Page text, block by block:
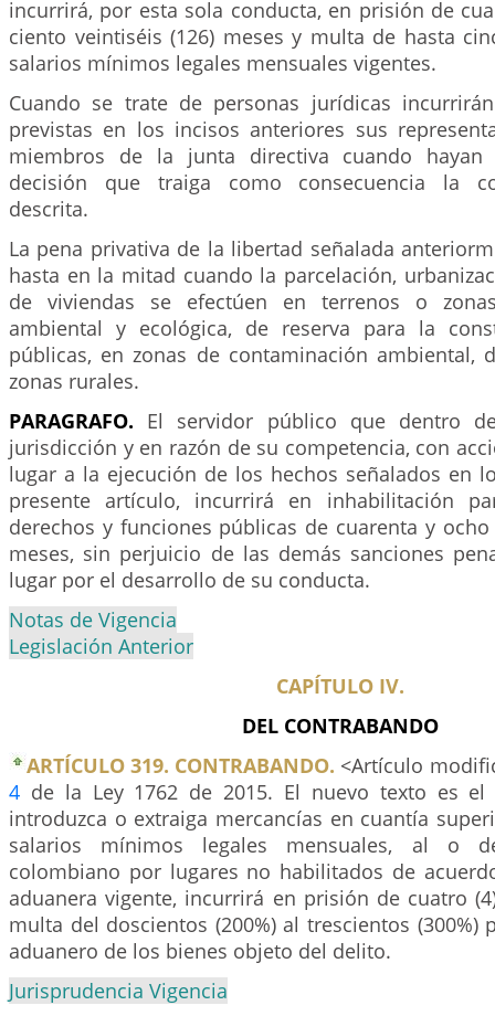
incurrirá, por esta sola conducta, en prisión de
ciento veintiséis (126) meses y multa de hasta
salarios mínimos legales mensuales vigentes.
Cuando se trate de personas jurídicas
previstas en los incisos anteriores sus
miembros de la junta directiva cuando
decisión que traiga como consecuencia la
descrita.
La pena privativa de la libertad señalada
hasta en la mitad cuando la parcelación,
de viviendas se efectúen en terrenos o
ambiental y ecológica, de reserva para la
públicas, en zonas de contaminación ambiental,
zonas rurales.
PARAGRAFO. El servidor público que dentro
jurisdicción y en razón de su competencia, con
lugar a la ejecución de los hechos señalados en
presente artículo, incurrirá en inhabilitación
derechos y funciones públicas de cuarenta y ocho
meses, sin perjuicio de las demás sanciones
lugar por el desarrollo de su conducta.
Notas de Vigencia
Legislación Anterior
CAPÍTULO IV.
DEL CONTRABANDO
ARTÍCULO 319. CONTRABANDO. <Artículo
4 de la Ley 1762 de 2015. El nuevo texto es el
introduzca o extraiga mercancías en cuantía
salarios mínimos legales mensuales, al o
colombiano por lugares no habilitados de
aduanera vigente, incurrirá en prisión de cuatro
multa del doscientos (200%) al trescientos (300%)
aduanero de los bienes objeto del delito.
Jurisprudencia Vigencia